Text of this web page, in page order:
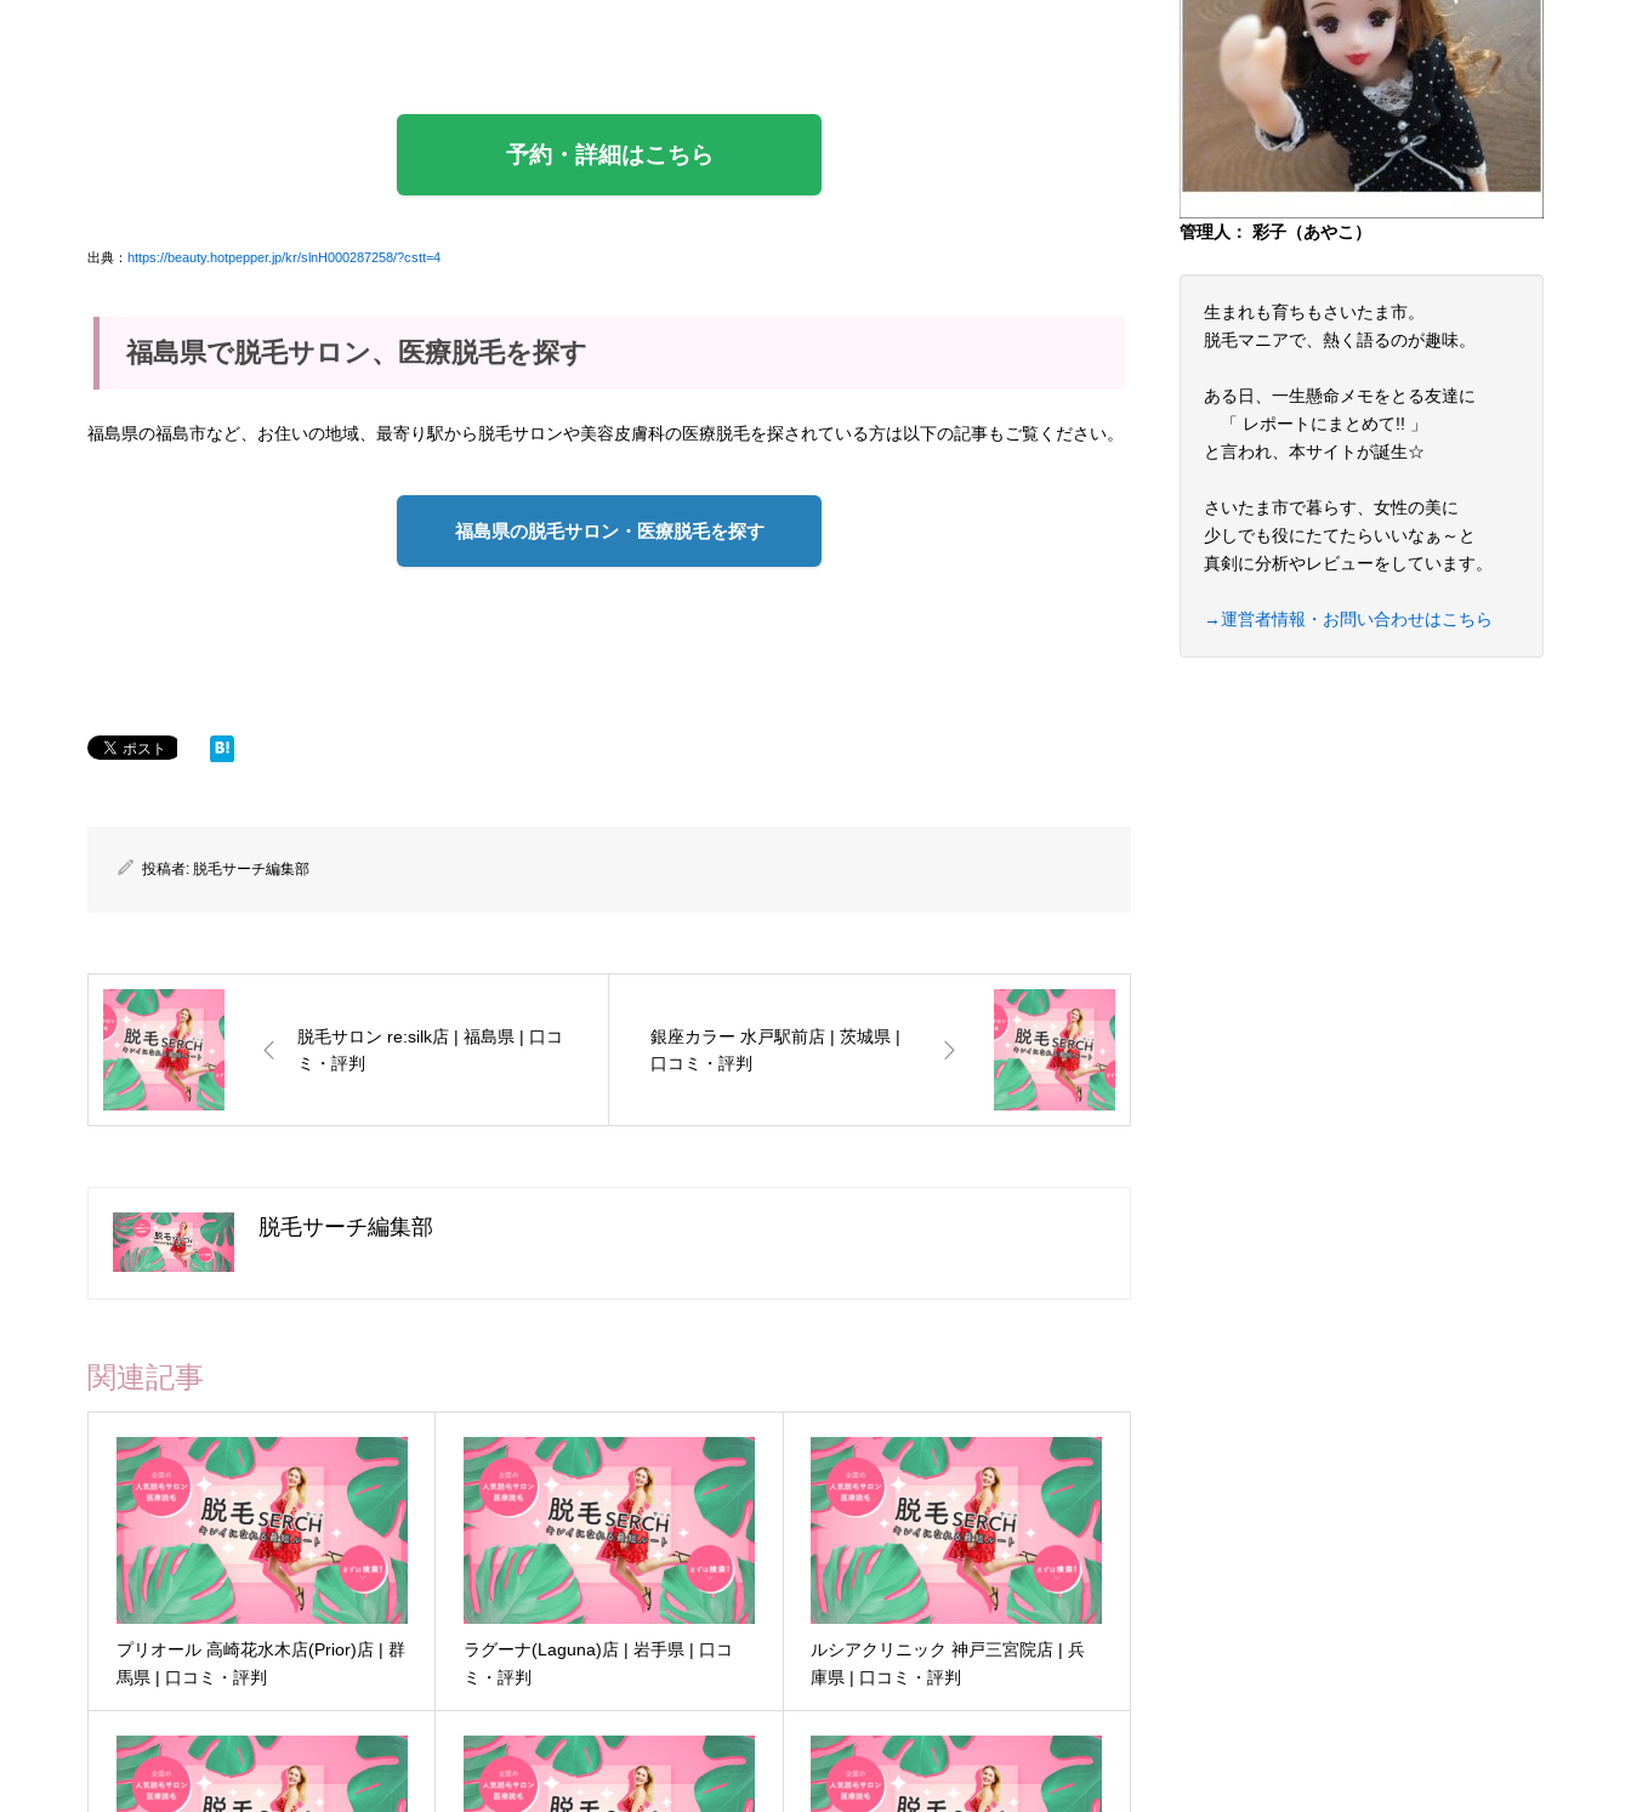
予約・詳細はこちら
出典： https://beauty.hotpepper.jp/kr/slnH000287258/?cstt=4
福島県で脱毛サロン、医療脱毛を探す
福島県の福島市など、お住いの地域、最寄り駅から脱毛サロンや美容皮膚科の医療脱毛を探されている方は以下の記事もご覧ください。
福島県の脱毛サロン・医療脱毛を探す
投稿者: 脱毛サーチ編集部
脱毛サロン re:silk店 | 福島県 | 口コ
ミ・評判
銀座カラー 水戸駅前店 | 茨城県 |
口コミ・評判
脱毛サーチ編集部
関連記事
プリオール 高崎花水木店(Prior)店 | 群
馬県 | 口コミ・評判
ラグーナ(Laguna)店 | 岩手県 | 口コ
ミ・評判
ルシアクリニック 神戸三宮院店 | 兵
庫県 | 口コミ・評判
管理人： 彩子（あやこ）
生まれも育ちもさいたま市。
脱毛マニアで、熱く語るのが趣味。
ある日、一生懸命メモをとる友達に
「 レポートにまとめて!! 」
と言われ、本サイトが誕生☆
さいたま市で暮らす、女性の美に
少しでも役にたてたらいいなぁ～と
真剣に分析やレビューをしています。
→運営者情報・お問い合わせはこちら